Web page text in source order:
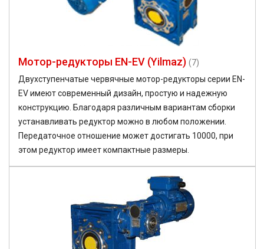
Мотор-редукторы EN-EV (Yilmaz) (7)
Двухступенчатые червячные мотор-редукторы серии EN-
EV имеют современный дизайн, простую и надежную
конструкцию. Благодаря различным вариантам сборки
устанавливать редуктор можно в любом положении.
Передаточное отношение может достигать 10000, при
этом редуктор имеет компактные размеры.